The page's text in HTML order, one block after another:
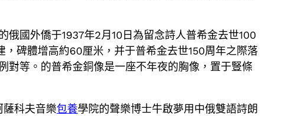
國外僑于1937年2月10日為留念詩人普希金去世100
碑體增高約60厘米，并于普希金去世150周年之際落
對等。的普希金銅像是一座不年夜的胸像，置于豎條
薩科夫音樂包養學院的聲樂博士牛啟夢用中俄雙語詩朗